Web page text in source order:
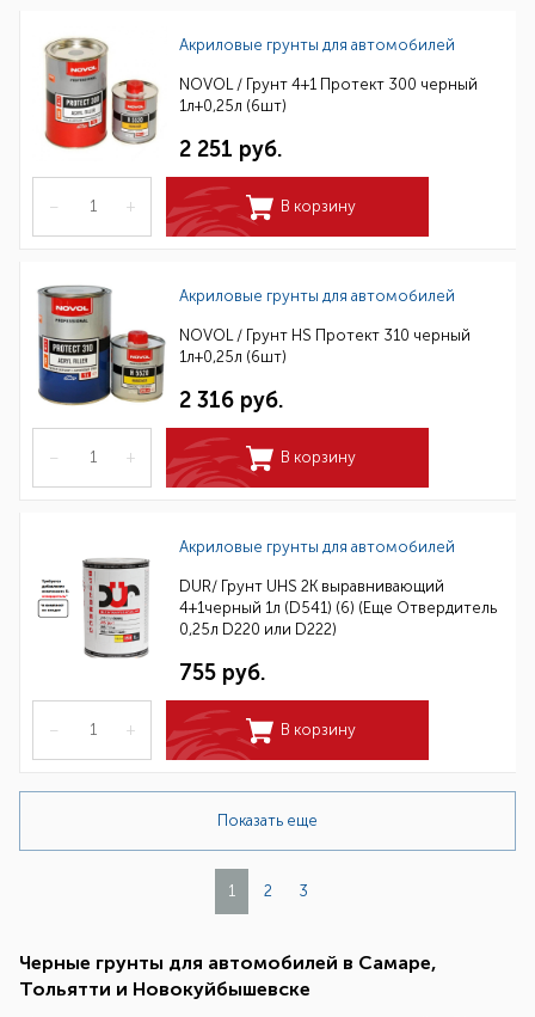
Акриловые грунты для автомобилей
NOVOL / Грунт 4+1 Протект 300 черный
1л+0,25л (6шт)
2 251 руб.
– + В корзину
Акриловые грунты для автомобилей
NOVOL / Грунт HS Протект 310 черный
1л+0,25л (6шт)
2 316 руб.
– + В корзину
Акриловые грунты для автомобилей
DUR/ Грунт UHS 2К выравнивающий
4+1черный 1л (D541) (6) (Еще Отвердитель
0,25л D220 или D222)
755 руб.
– + В корзину
Показать еще
1 2 3
Черные грунты для автомобилей в Самаре,
Тольятти и Новокуйбышевске